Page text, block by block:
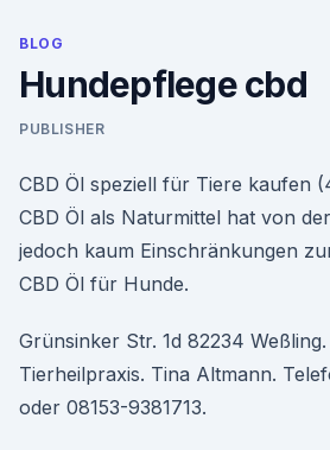
BLOG
Hundepflege cbd
PUBLISHER
CBD Öl speziell für Tiere kaufen
CBD Öl als Naturmittel hat von
jedoch kaum Einschränkungen
CBD Öl für Hunde.
Grünsinker Str. 1d 82234
Tierheilpraxis. Tina Altmann.
oder 08153-9381713.